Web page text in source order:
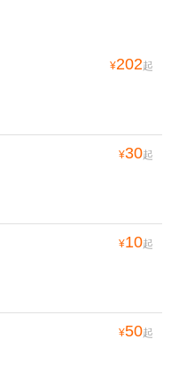
¥202起
¥30起
¥10起
¥50起